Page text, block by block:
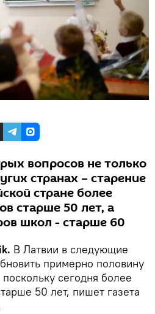
вопросов не только
странах – старение
стране более
старше 50 лет, а
школ - старше 60
В Латвии в следующие
примерно половину
поскольку сегодня более
50 лет, пишет газета